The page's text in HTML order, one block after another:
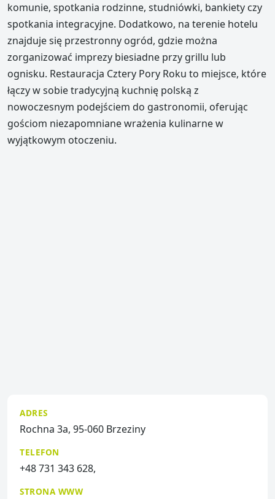
komunie, spotkania rodzinne, studniówki, bankiety czy
spotkania integracyjne. Dodatkowo, na terenie hotelu
znajduje się przestronny ogród, gdzie można
zorganizować imprezy biesiadne przy grillu lub
ognisku. Restauracja Cztery Pory Roku to miejsce, które
łączy w sobie tradycyjną kuchnię polską z
nowoczesnym podejściem do gastronomii, oferując
gościom niezapomniane wrażenia kulinarne w
wyjątkowym otoczeniu.
ADRES
Rochna 3a, 95-060 Brzeziny
TELEFON
+48 731 343 628,
STRONA WWW